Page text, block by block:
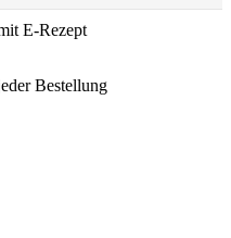
E-Rezept
Bestellung